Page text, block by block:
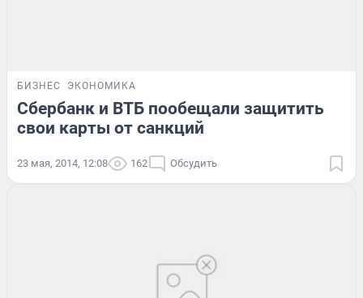
БИЗНЕС ЭКОНОМИКА
Сбербанк и ВТБ пообещали защитить
свои карты от санкций
23 мая, 2014, 12:08 162 Обсудить